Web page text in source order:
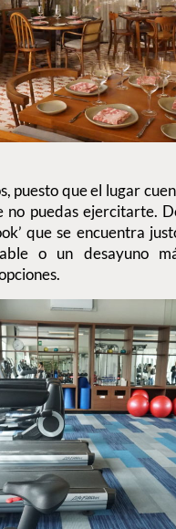
puesto que el lugar
no puedas ejercitarte.
que se encuentra
o un desayuno